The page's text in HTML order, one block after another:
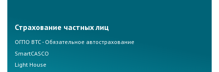
Страхование частных лиц
ОГПО ВТС - Обязательное автострахование
SmartCASCO
Light House